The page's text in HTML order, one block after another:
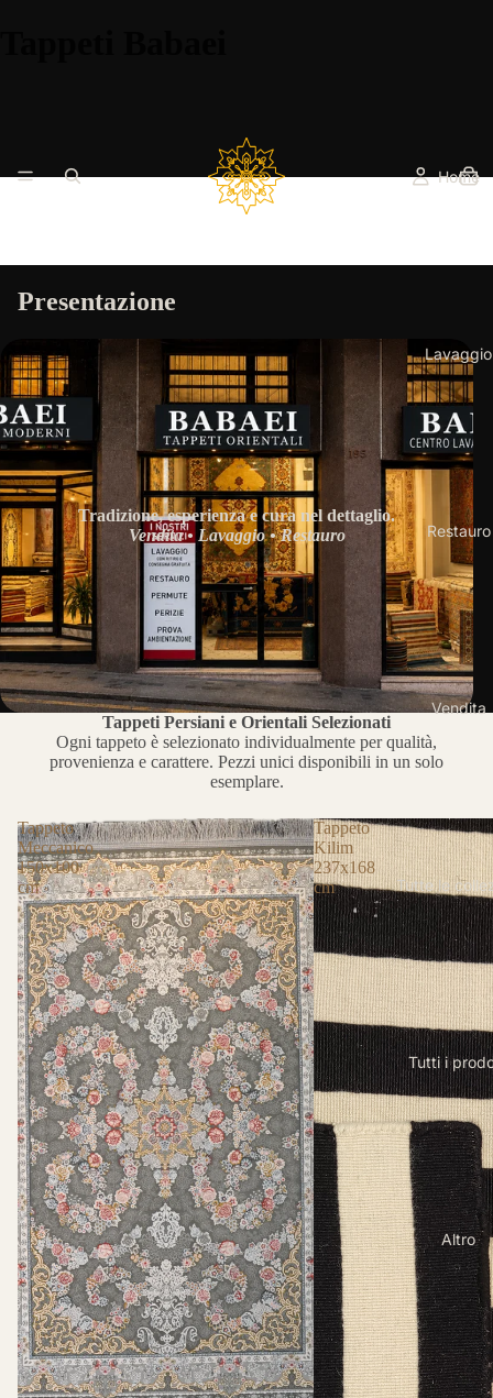
Home
Lavaggio
Restauro
Vendita
Tutte le
Tutti i
Altro
Presentazione
Tradizione, esperienza e cura nel dettaglio.
Vendita • Lavaggio • Restauro
Tappeti Persiani e Orientali Selezionati
Ogni tappeto è selezionato individualmente per qualità,
provenienza e carattere. Pezzi unici disponibili in un solo
esemplare.
Tappeto
Meccanico
150x100
cm
Tappeto
Kilim
237x168
cm